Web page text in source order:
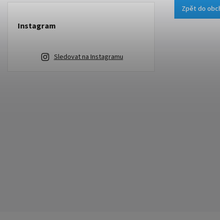
Instagram
Sledovat na Instagramu
Zpět do